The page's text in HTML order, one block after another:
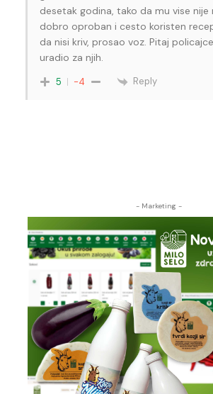
desetak godina, tako da mu vise nije
dobro oproban i cesto koristen
da nisi kriv, prosao voz. Pitaj
uradio za njih.
5 -4 Reply
- Marketing -